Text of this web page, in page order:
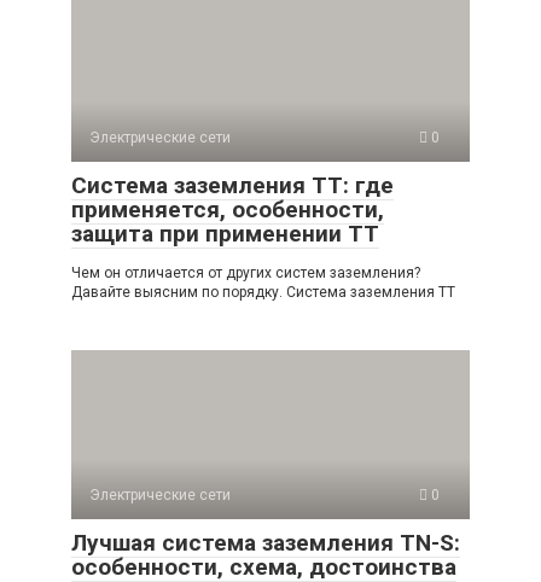
Электрические сети 0
Система заземления TT: где
применяется, особенности,
защита при применении ТТ
Чем он отличается от других систем заземления?
Давайте выясним по порядку. Система заземления TT
Электрические сети 0
Лучшая система заземления TN-S:
особенности, схема, достоинства